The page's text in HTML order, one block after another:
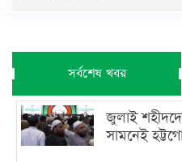
সর্বশেষ খবর
জুলাই
সামনেই